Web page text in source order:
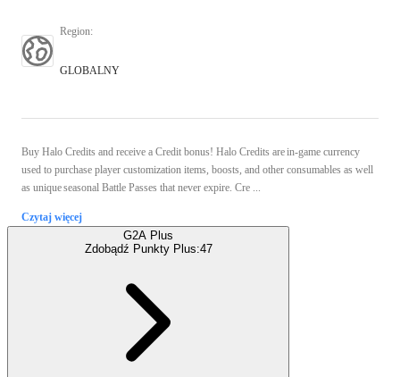
Region:
GLOBALNY
Buy Halo Credits and receive a Credit bonus! Halo Credits are in-game currency
used to purchase player customization items, boosts, and other consumables as well
as unique seasonal Battle Passes that never expire. Cre ...
Czytaj więcej
G2A Plus
Zdobądź Punkty Plus:47